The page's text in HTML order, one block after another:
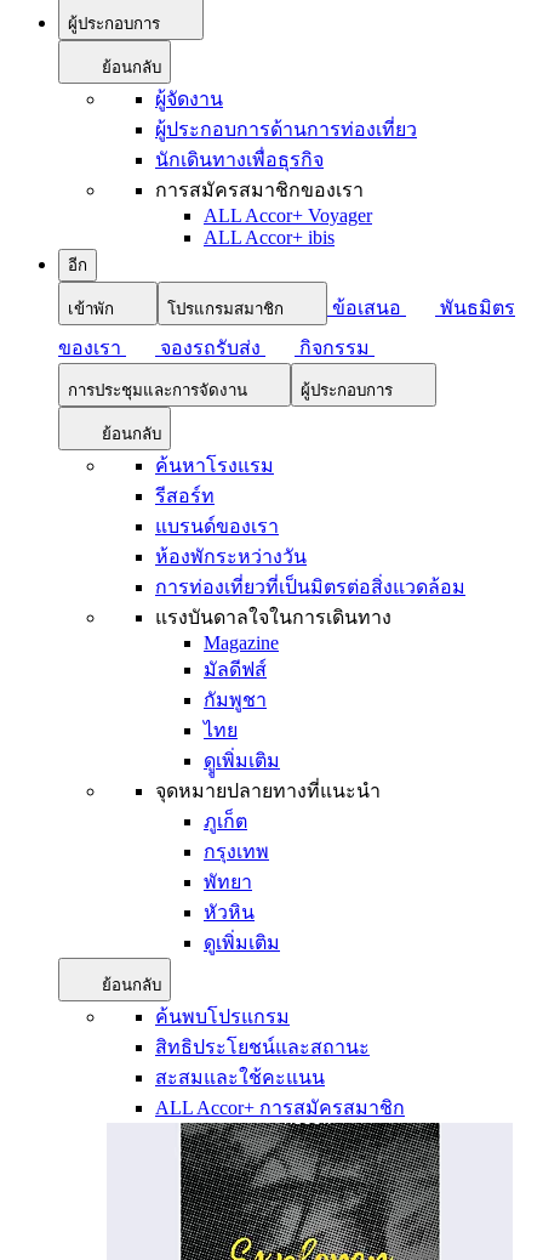
ผู้ประกอบการ
ย้อนกลับ
ผู้จัดงาน
ผู้ประกอบการด้านการท่องเที่ยว
นักเดินทางเพื่อธุรกิจ
การสมัครสมาชิกของเรา
ALL Accor+ Voyager
ALL Accor+ ibis
อีก
เข้าพัก โปรแกรมสมาชิก ข้อเสนอ
พันธมิตร
ของเรา
จองรถรับส่ง กิจกรรม
การประชุมและการจัดงาน ผู้ประกอบการ
ย้อนกลับ
ค้นหาโรงแรม
รีสอร์ท
แบรนด์ของเรา
ห้องพักระหว่างวัน
การท่องเที่ยวที่เป็นมิตรต่อสิ่งแวดล้อม
แรงบันดาลใจในการเดินทาง
Magazine
มัลดีฟส์
กัมพูชา
ไทย
ดููเพิ่มเติม
จุดหมายปลายทางที่แนะนำ
ภูเก็ต
กรุงเทพ
พัทยา
หัวหิน
ดูเพิ่มเติม
ย้อนกลับ
ค้นพบโปรแกรม
สิทธิประโยชน์และสถานะ
สะสมและใช้คะแนน
ALL Accor+ การสมัครสมาชิก